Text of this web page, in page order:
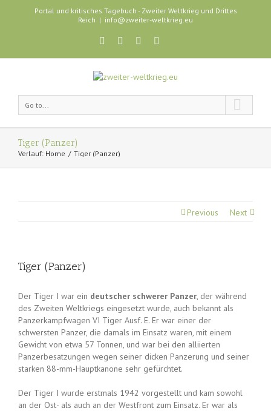
Portal und kritisches Tagebuch - Zweiter Weltkrieg und Drittes
Reich | info@zweiter-weltkrieg.eu
Go to...
Tiger (Panzer)
Verlauf: Home Tiger (Panzer)
Previous Next
Tiger (Panzer)
Der Tiger I war ein deutscher schwerer Panzer, der während
des Zweiten Weltkriegs eingesetzt wurde, auch bekannt als
Panzerkampfwagen VI Tiger Ausf. E. Er war einer der
schwersten Panzer, die damals im Einsatz waren, mit einem
Gewicht von etwa 57 Tonnen, und war bei den alliierten
Panzerbesatzungen wegen seiner dicken Panzerung und seiner
starken 88-mm-Hauptkanone sehr gefürchtet.
Der Tiger I wurde erstmals 1942 vorgestellt und kam sowohl
an der Ost- als auch an der Westfront zum Einsatz. Er war als